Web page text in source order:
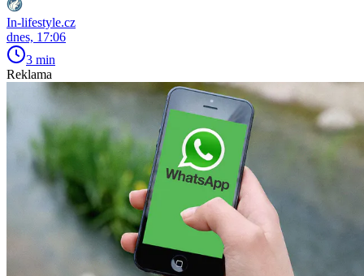
In-lifestyle.cz
dnes, 17:06
3 min
Reklama